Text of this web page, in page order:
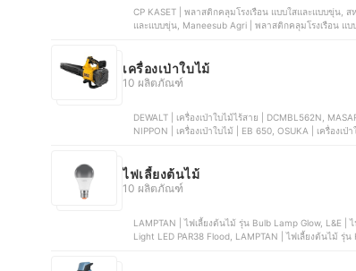
CP KASET | พลาสติกคลุมโรงเรือน แบบใสและแบบขุ่น,
และแบบขุ่น, Maneesub Agri | พลาสติกคลุมโรงเรือน แ
เครื่องเป่าใบไม้
10 ผลิตภัณฑ์
DEWALT | เครื่องเป่าใบไม้ไร้สาย | DCMBL562N, MASARU | เครื่องเป่าใบไม้ไร้สาย | SCBL-800, Makita | เครื่องเป่าใบไม้ | DUB362Z,
ไฟเลี้ยงต้นไม้
10 ผลิตภัณฑ์
LAMPTAN | ไฟเลี้ยงต้นไม้ รุ่น Bulb Lamp Glow, L&E |
Light LED PAR38 Flood, LAMPTAN | ไฟเลี้ยงต้นไม้ รุ่